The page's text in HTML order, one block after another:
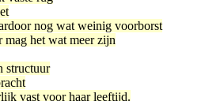
nog wat weinig voorborst
het wat meer zijn
structuur
vast voor haar leeftijd.